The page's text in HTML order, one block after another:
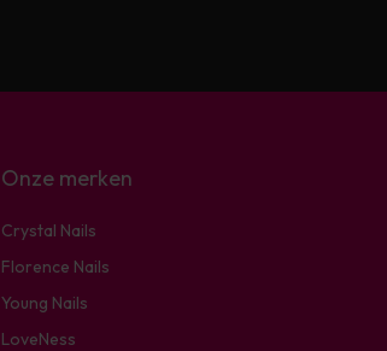
Onze merken
Crystal Nails
Florence Nails
Young Nails
LoveNess